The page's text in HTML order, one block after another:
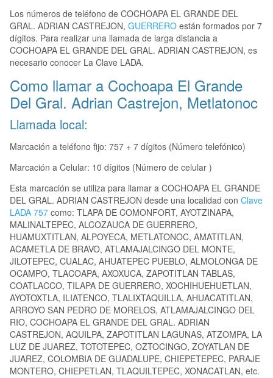
Los números de teléfono de COCHOAPA EL GRANDE DEL
GRAL. ADRIAN CASTREJON, GUERRERO están formados por 7
dígitos. Para realizar una llamada de larga distancia a
COCHOAPA EL GRANDE DEL GRAL. ADRIAN CASTREJON, es
necesario conocer La Clave LADA.
Como llamar a Cochoapa El Grande
Del Gral. Adrian Castrejon, Metlatonoc
Llamada local:
Marcación a teléfono fijo: 757 + 7 dígitos (Número telefónico)
Marcación a Celular: 10 dígitos (Número de celular )
Esta marcación se utiliza para llamar a COCHOAPA EL GRANDE
DEL GRAL. ADRIAN CASTREJON desde una localidad con Clave
LADA 757 como: TLAPA DE COMONFORT, AYOTZINAPA,
MALINALTEPEC, ALCOZAUCA DE GUERRERO,
HUAMUXTITLAN, ALPOYECA, METLATONOC, AMATITLAN,
ACAMETLA DE BRAVO, ATLAMAJALCINGO DEL MONTE,
JILOTEPEC, CUALAC, AHUATEPEC PUEBLO, ALMOLONGA DE
OCAMPO, TLACOAPA, AXOXUCA, ZAPOTITLAN TABLAS,
COATLACCO, TILAPA DE GUERRERO, XOCHIHUEHUETLAN,
AYOTOXTLA, ILIATENCO, TLALIXTAQUILLA, AHUACATITLAN,
ARROYO SAN PEDRO DE MORELOS, ATLAMAJALCINGO DEL
RIO, COCHOAPA EL GRANDE DEL GRAL. ADRIAN
CASTREJON, AQUILPA, ZAPOTITLAN LAGUNAS, ATZOMPA, LA
LUZ DE JUAREZ, TOTOTEPEC, OZTOCINGO, ZOYATLAN DE
JUAREZ, COLOMBIA DE GUADALUPE, CHIEPETEPEC, PARAJE
MONTERO, CHIEPETLAN, TLAQUILTEPEC, XONACATLAN, etc.